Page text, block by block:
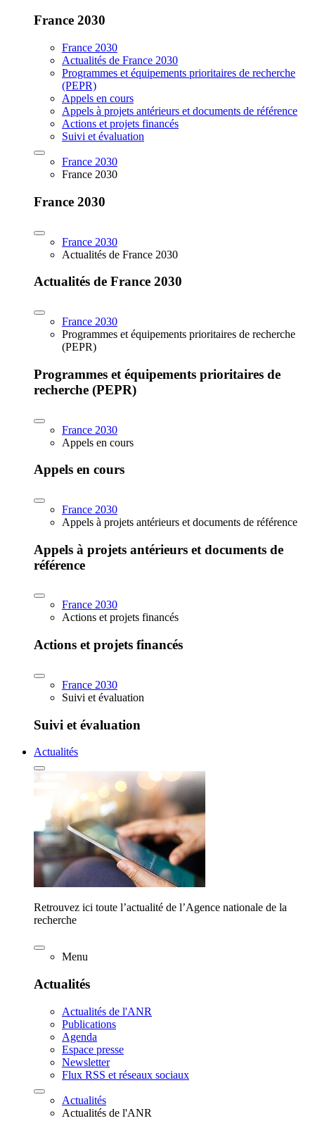
France 2030
France 2030
Actualités de France 2030
Programmes et équipements prioritaires de recherche
(PEPR)
Appels en cours
Appels à projets antérieurs et documents de référence
Actions et projets financés
Suivi et évaluation
France 2030
France 2030
France 2030
France 2030
Actualités de France 2030
Actualités de France 2030
France 2030
Programmes et équipements prioritaires de recherche
(PEPR)
Programmes et équipements prioritaires de
recherche (PEPR)
France 2030
Appels en cours
Appels en cours
France 2030
Appels à projets antérieurs et documents de référence
Appels à projets antérieurs et documents de
référence
France 2030
Actions et projets financés
Actions et projets financés
France 2030
Suivi et évaluation
Suivi et évaluation
Actualités
Retrouvez ici toute l’actualité de l’Agence nationale de la
recherche
Menu
Actualités
Actualités de l'ANR
Publications
Agenda
Espace presse
Newsletter
Flux RSS et réseaux sociaux
Actualités
Actualités de l'ANR